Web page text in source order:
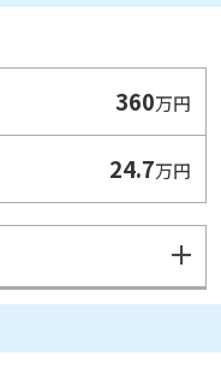
360万円
24.7万円